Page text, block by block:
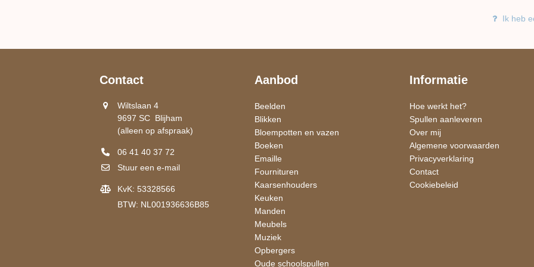
Ik heb
Contact
Wiltslaan 4
9697 SC Blijham
(alleen op afspraak)
06 41 40 37 72
Stuur een e-mail
KvK: 53328566
BTW: NL001936636B85
Aanbod
Beelden
Blikken
Bloempotten en vazen
Boeken
Emaille
Fournituren
Kaarsen​houders
Keuken
Manden
Meubels
Muziek
Opbergers
Oude schoolspullen
Informatie
Hoe werkt het?
Spullen aanleveren
Over mij
Algemene voorwaarden
Privacyverklaring
Contact
Cookiebeleid